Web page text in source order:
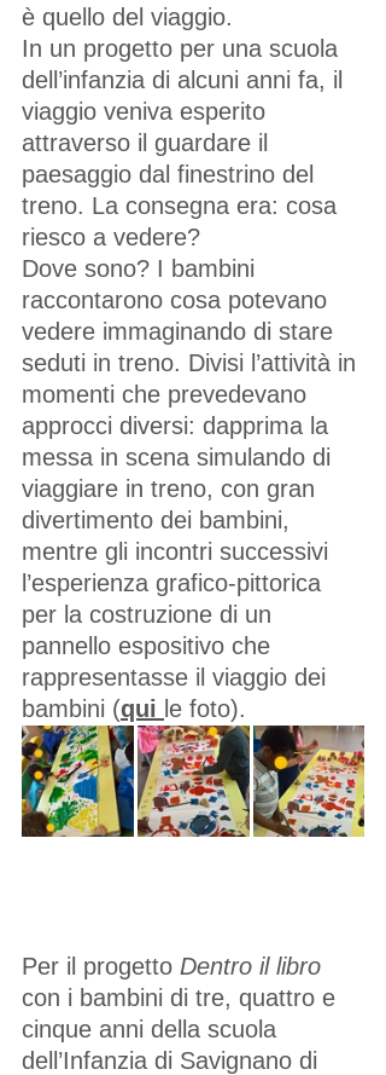
è quello del viaggio.
In un progetto per una scuola
dell’infanzia di alcuni anni fa, il
viaggio veniva esperito
attraverso il guardare il
paesaggio dal finestrino del
treno. La consegna era: cosa
riesco a vedere?
Dove sono? I bambini
raccontarono cosa potevano
vedere immaginando di stare
seduti in treno. Divisi l’attività in
momenti che prevedevano
approcci diversi: dapprima la
messa in scena simulando di
viaggiare in treno, con gran
divertimento dei bambini,
mentre gli incontri successivi
l’esperienza grafico-pittorica
per la costruzione di un
pannello espositivo che
rappresentasse il viaggio dei
bambini (qui le foto).
Per il progetto Dentro il libro
con i bambini di tre, quattro e
cinque anni della scuola
dell’Infanzia di Savignano di